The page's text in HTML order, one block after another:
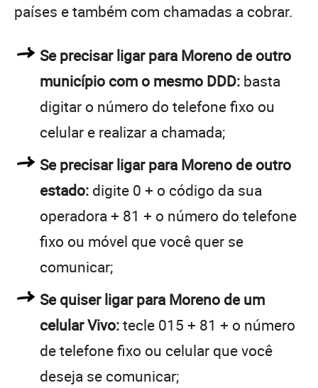
países e também com chamadas a cobrar.
Se precisar ligar para Moreno de outro
município com o mesmo DDD: basta
digitar o número do telefone fixo ou
celular e realizar a chamada;
Se precisar ligar para Moreno de outro
estado: digite 0 + o código da sua
operadora + 81 + o número do telefone
fixo ou móvel que você quer se
comunicar;
Se quiser ligar para Moreno de um
celular Vivo:tecle 015 + 81 + o número
de telefone fixo ou celular que você
deseja se comunicar;